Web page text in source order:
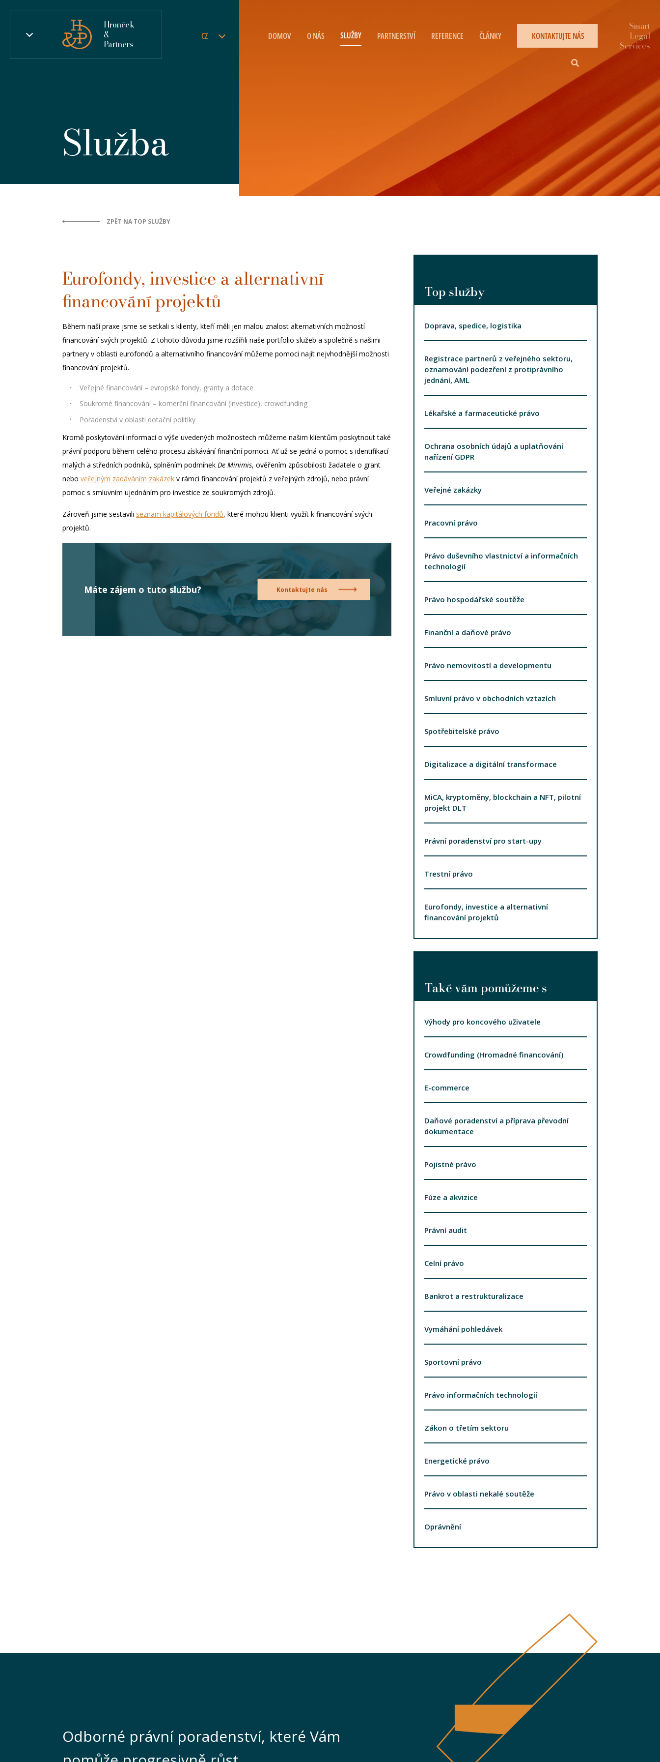
Hronček
&
Partners
CZ DOMOV O NÁS SLUŽBY PARTNERSTVÍ REFERENCE ČLÁNKY KONTAKTUJTE NÁS
Služba
ZPĚT NA TOP SLUŽBY
Eurofondy, investice a alternativní
financování projektů
Během naší praxe jsme se setkali s klienty, kteří měli jen malou znalost alternativních možností
financování svých projektů. Z tohoto důvodu jsme rozšířili naše portfolio služeb a společně s našimi
partnery v oblasti eurofondů a alternativního financování můžeme pomoci najít nejvhodnější možnosti
financování projektů.
Veřejné financování – evropské fondy, granty a dotace
Soukromé financování – komerční financování (investice), crowdfunding
Poradenství v oblasti dotační politiky
Kromě poskytování informací o výše uvedených možnostech můžeme našim klientům poskytnout také
právní podporu během celého procesu získávání finanční pomoci. Ať už se jedná o pomoc s identifikací
malých a středních podniků, splněním podmínek De Minimis, ověřením způsobilosti žadatele o grant
nebo veřejným zadáváním zakázek v rámci financování projektů z veřejných zdrojů, nebo právní
pomoc s smluvním ujednáním pro investice ze soukromých zdrojů.
Zároveň jsme sestavili seznam kapitálových fondů, které mohou klienti využít k financování svých
projektů.
Máte zájem o tuto službu? Kontaktujte nás
Top služby
Doprava, spedice, logistika
Registrace partnerů z veřejného sektoru,
oznamování podezření z protiprávního
jednání, AML
Lékařské a farmaceutické právo
Ochrana osobních údajů a uplatňování
nařízení GDPR
Veřejné zakázky
Pracovní právo
Právo duševního vlastnictví a informačních
technologií
Právo hospodářské soutěže
Finanční a daňové právo
Právo nemovitostí a developmentu
Smluvní právo v obchodních vztazích
Spotřebitelské právo
Digitalizace a digitální transformace
MiCA, kryptoměny, blockchain a NFT, pilotní
projekt DLT
Právní poradenství pro start-upy
Trestní právo
Eurofondy, investice a alternativní
financování projektů
Také vám pomůžeme s
Výhody pro koncového uživatele
Crowdfunding (Hromadné financování)
E-commerce
Daňové poradenství a příprava převodní
dokumentace
Pojistné právo
Fúze a akvizice
Právní audit
Celní právo
Bankrot a restrukturalizace
Vymáhání pohledávek
Sportovní právo
Právo informačních technologií
Zákon o třetím sektoru
Energetické právo
Právo v oblasti nekalé soutěže
Oprávnění
Odborné právní poradenství, které Vám